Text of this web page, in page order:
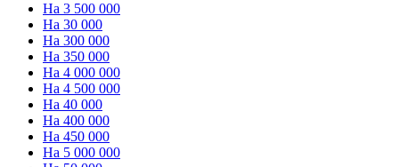
На 3 500 000
На 30 000
На 300 000
На 350 000
На 4 000 000
На 4 500 000
На 40 000
На 400 000
На 450 000
На 5 000 000